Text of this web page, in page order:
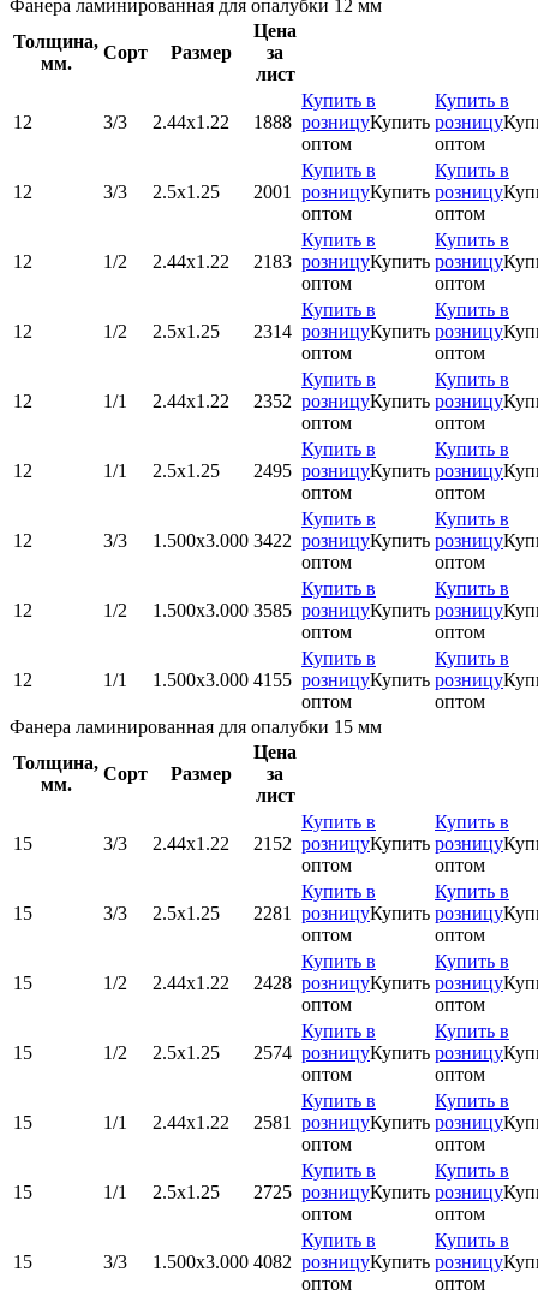
Фанера ламинированная для опалубки 12 мм
Толщина,
мм.
Сорт Размер
Цена
за
лист
12 3/3 2.44х1.22 1888
Купить в
розницуКупить
оптом
Купить в
розницу
оптом
12 3/3 2.5х1.25 2001
Купить в
розницуКупить
оптом
Купить в
розницу
оптом
12 1/2 2.44х1.22 2183
Купить в
розницуКупить
оптом
Купить в
розницу
оптом
12 1/2 2.5х1.25 2314
Купить в
розницуКупить
оптом
Купить в
розницу
оптом
12 1/1 2.44х1.22 2352
Купить в
розницуКупить
оптом
Купить в
розницу
оптом
12 1/1 2.5х1.25 2495
Купить в
розницуКупить
оптом
Купить в
розницу
оптом
12 3/3 1.500x3.000 3422
Купить в
розницуКупить
оптом
Купить в
розницу
оптом
12 1/2 1.500x3.000 3585
Купить в
розницуКупить
оптом
Купить в
розницу
оптом
12 1/1 1.500x3.000 4155
Купить в
розницуКупить
оптом
Купить в
розницу
оптом
Фанера ламинированная для опалубки 15 мм
Толщина,
мм.
Сорт Размер
Цена
за
лист
15 3/3 2.44х1.22 2152
Купить в
розницуКупить
оптом
Купить в
розницу
оптом
15 3/3 2.5х1.25 2281
Купить в
розницуКупить
оптом
Купить в
розницу
оптом
15 1/2 2.44х1.22 2428
Купить в
розницуКупить
оптом
Купить в
розницу
оптом
15 1/2 2.5х1.25 2574
Купить в
розницуКупить
оптом
Купить в
розницу
оптом
15 1/1 2.44х1.22 2581
Купить в
розницуКупить
оптом
Купить в
розницу
оптом
15 1/1 2.5х1.25 2725
Купить в
розницуКупить
оптом
Купить в
розницу
оптом
15 3/3 1.500x3.000 4082
Купить в
розницуКупить
оптом
Купить в
розницу
оптом